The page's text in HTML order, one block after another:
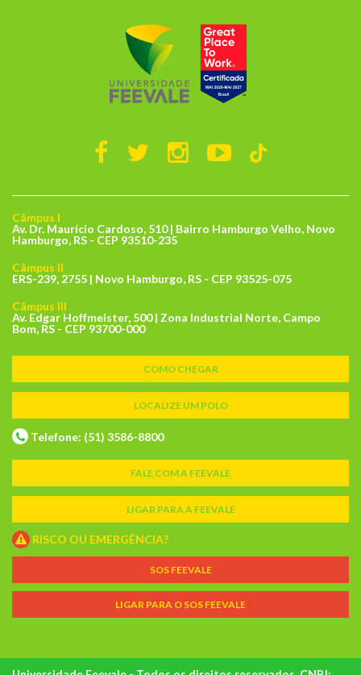
Câmpus I
Av. Dr. Maurício Cardoso, 510 | Bairro Hamburgo Velho, Novo
Hamburgo, RS - CEP 93510-235
Câmpus II
ERS-239, 2755 | Novo Hamburgo, RS - CEP 93525-075
Câmpus III
Av. Edgar Hoffmeister, 500 | Zona Industrial Norte, Campo
Bom, RS - CEP 93700-000
COMO CHEGAR
LOCALIZE UM POLO
Telefone: (51) 3586-8800
FALE COM A FEEVALE
LIGAR PARA A FEEVALE
RISCO OU EMERGÊNCIA?
SOS FEEVALE
LIGAR PARA O SOS FEEVALE